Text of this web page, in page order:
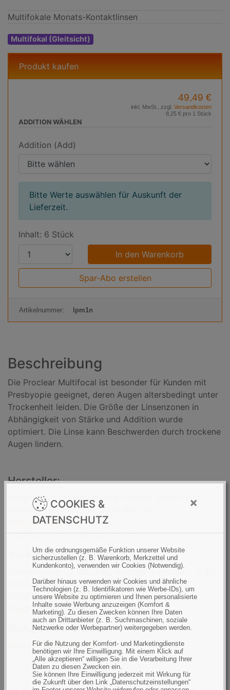
COOKIES &
DATENSCHUTZ
×
Um die ordnungsgemäße Funktion unserer Website
sicherzustellen (z. B. Warenkorb, Merkzettel und
Kundenkonto), verwenden wir Cookies (Notwendig).
Darüber hinaus verwenden wir Cookies und ähnliche
Technologien (z. B. Identifikatoren wie Werbe-IDs), um
unsere Website zu optimieren und Ihnen personalisierte
Inhalte sowie Werbung anzuzeigen (Komfort &
Marketing). Zu diesen Zwecken können Ihre Daten
auch an Drittanbieter (z. B. Suchmaschinen, soziale
Netzwerke oder Werbepartner) weitergegeben werden.
Für die Nutzung der Komfort- und Marketingdienste
benötigen wir Ihre Einwilligung. Mit einem Klick auf
„Alle akzeptieren“ willigen Sie in die Verarbeitung Ihrer
Daten zu diesen Zwecken ein.
Sie können Ihre Einwilligung jederzeit mit Wirkung für
die Zukunft über den Link „Datenschutzeinstellungen“
Multifokale Monats-Kontaktlinsen
Multifokal (Gleitsicht)
Produkt kaufen
49,49 €
inkl. MwSt., zzgl. Versandkosten
8,25 € pro 1 Stück
ADDITION WÄHLEN
Addition (Add)
Bitte Werte auswählen für Auskunft der
Lieferzeit.
Inhalt: 6 Stück
r
d
k
t
z
h
l
:
Spar-Abo erstellen
Artikelnummer: lpm1n
Beschreibung
Die Proclear Multifocal ist besonder für Kunden mit
Presbyopie geeignet, deren Augen altersbedingt unter
Trockenheit leiden. Die Größe der Linsenzonen in
Abhängigkeit von Stärke und Addition wurde
optimiert. Die Linse kann Beschwerden durch trockene
Augen lindern.
Hersteller:
CooperVision Manufacturing Limited, South Point,
Hamble, Southampton, SO31 4RF, UK,
https://coopervision.co.uk
legalmanufacturer@coopervision.com
Verantwortliche Person:
CooperVision CL Kft. [EN], Gorcsev Iván utca 7. C ép,
ProLogis Business Park, 2360 Gyál,
Ungarn,https://coopervision.hu,
AR@hu.coopervision.com
Sicherheitshinweise:
Gebrauchsanweisungen